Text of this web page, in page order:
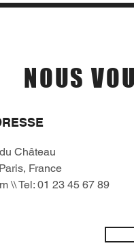
NOUS
Château
France
\\ Tel: 01 23 45 67 89